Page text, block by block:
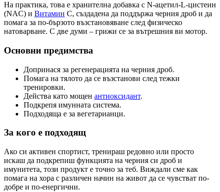
На практика, това е хранителна добавка с N-ацетил-L-цистеин
(NAC) и Витамин С, създадена да поддържа черния дроб и да
помага за по-бързото възстановяване след физическо
натоварване. С две думи – грижи се за вътрешния ви мотор.
Основни предимства
Допринася за регенерацията на черния дроб.
Помага на тялото да се възстанови след тежки
тренировки.
Действа като мощен антиоксидант.
Подкрепя имунната система.
Подходяща е за вегетарианци.
За кого е подходящ
Ако си активен спортист, тренираш редовно или просто
искаш да подкрепиш функцията на черния си дроб и
имунитета, този продукт е точно за теб. Виждали сме как
помага на хора с различен начин на живот да се чувстват по-
добре и по-енергични.